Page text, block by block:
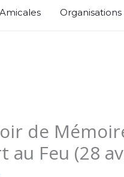
Amicales Organisations
de
au Feu (28